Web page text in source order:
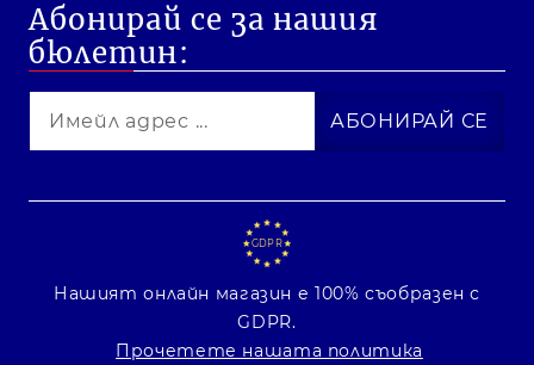
Абонирай се за нашия
бюлетин:
GDPR
Нашият онлайн магазин е 100% съобразен с
GDPR.
Прочетете нашата политика